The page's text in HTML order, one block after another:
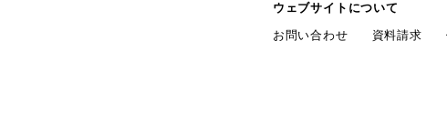
ウェブサイトについて
お問い合わせ
資料請求